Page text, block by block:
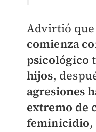
Advirtió
comienza
psicológico
hijos,
agresiones
extremo de
feminicidio